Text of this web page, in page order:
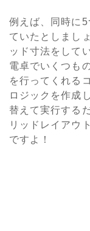
例えば、同時に
ていたとしまし
ッド寸法をして
電卓でいくつも
を行ってくれる
ロジックを作成
替えて実行する
リッドレイアウ
ですよ！